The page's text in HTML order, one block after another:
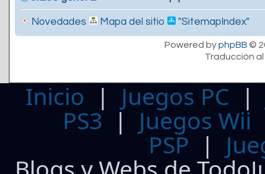
Novedades Mapa del sitio "SitemapIndex"
Powered byphpBB ©
Traducción
Inicio | Juegos PC
PS3| Juegos Wii
PSP |